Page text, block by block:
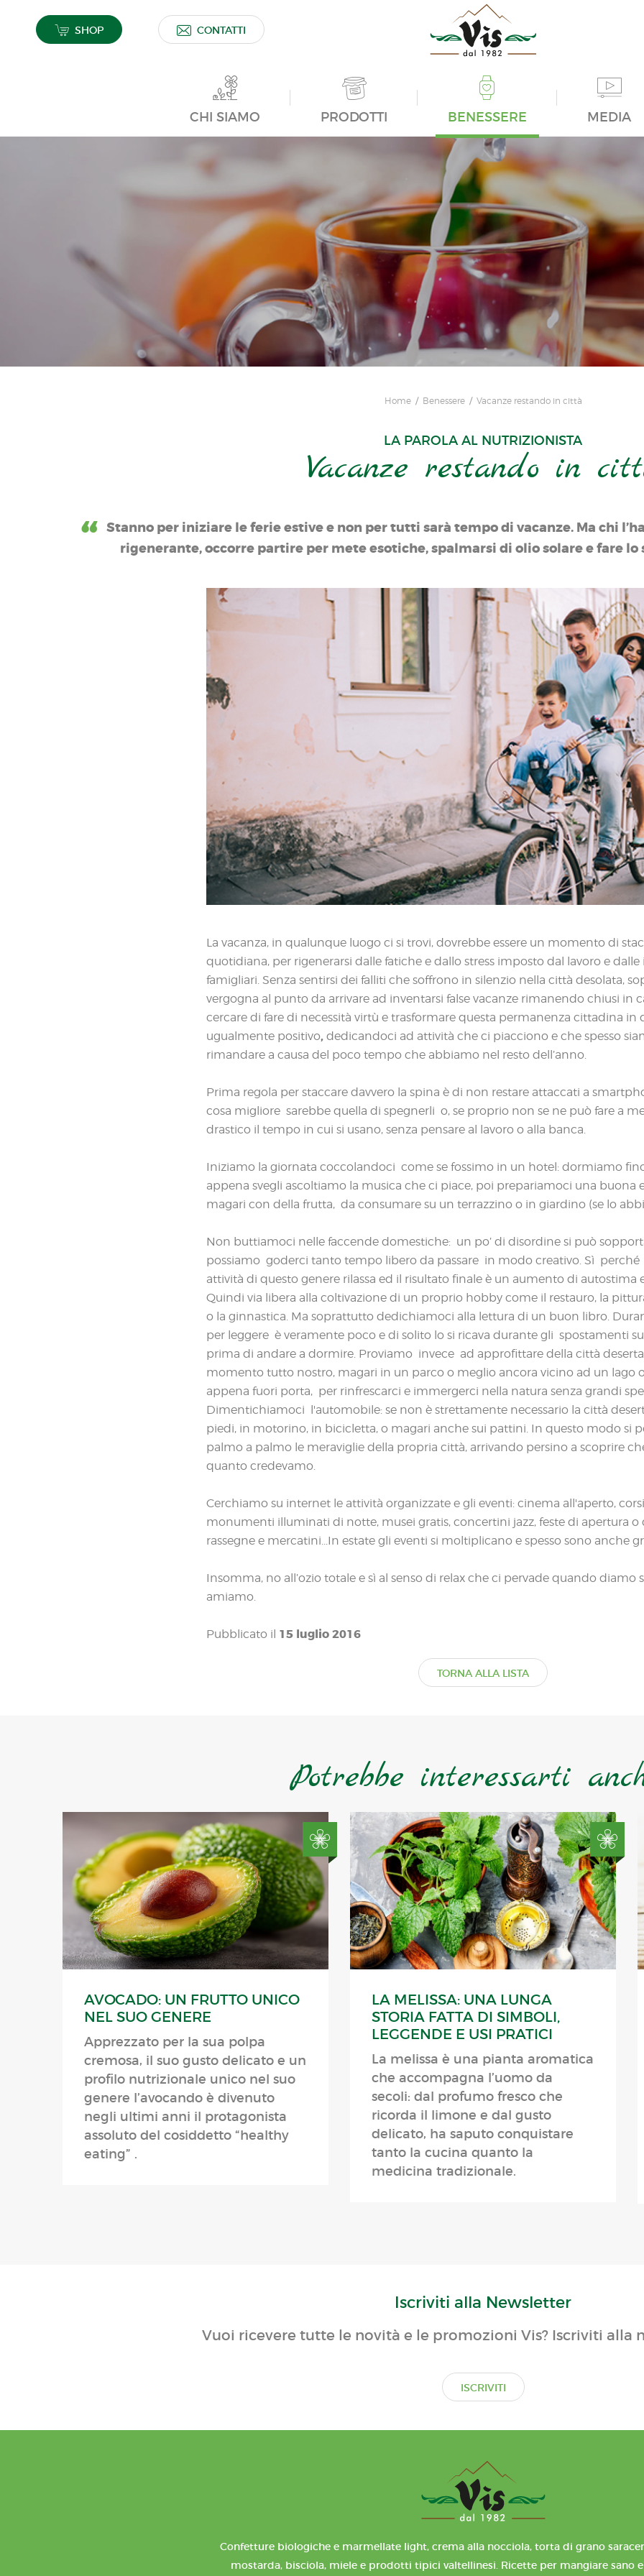
SHOP CONTATTI
CHI SIAMO PRODOTTI BENESSERE MEDIA
Home Benessere Vacanze restando in città
LA PAROLA AL NUTRIZIONISTA
Vacanze restando in
Stanno per iniziare le ferie estive e non per tutti sarà tempo di vacanze. Ma chi
rigenerante, occorre partire per mete esotiche, spalmarsi di olio solare e fare
La vacanza, in qualunque luogo ci si trovi, dovrebbe essere un momento di
quotidiana, per rigenerarsi dalle fatiche e dallo stress imposto dal lavoro e
famigliari. Senza sentirsi dei falliti che soffrono in silenzio nella città desolata,
vergogna al punto da arrivare ad inventarsi false vacanze rimanendo chiusi in
cercare di fare di necessità virtù e trasformare questa permanenza cittadina in
ugualmente positivo, dedicandoci ad attività che ci piacciono e che spesso
rimandare a causa del poco tempo che abbiamo nel resto dell’anno.
Prima regola per staccare davvero la spina è di non restare attaccati a
cosa migliore sarebbe quella di spegnerli o, se proprio non se ne può fare a
drastico il tempo in cui si usano, senza pensare al lavoro o alla banca.
Iniziamo la giornata coccolandoci come se fossimo in un hotel: dormiamo
appena svegli ascoltiamo la musica che ci piace, poi prepariamoci una buona
magari con della frutta, da consumare su un terrazzino o in giardino (se lo
Non buttiamoci nelle faccende domestiche: un po’ di disordine si può
possiamo goderci tanto tempo libero da passare in modo creativo. Sì
attività di questo genere rilassa ed il risultato finale è un aumento di autostima
Quindi via libera alla coltivazione di un proprio hobby come il restauro, la
o la ginnastica. Ma soprattutto dedichiamoci alla lettura di un buon libro.
per leggere è veramente poco e di solito lo si ricava durante gli spostamenti
prima di andare a dormire. Proviamo invece ad approfittare della città
momento tutto nostro, magari in un parco o meglio ancora vicino ad un lago
appena fuori porta, per rinfrescarci e immergerci nella natura senza grandi
Dimentichiamoci l'automobile: se non è strettamente necessario la città
piedi, in motorino, in bicicletta, o magari anche sui pattini. In questo modo si
palmo a palmo le meraviglie della propria città, arrivando persino a scoprire
quanto credevamo.
Cerchiamo su internet le attività organizzate e gli eventi: cinema all'aperto,
monumenti illuminati di notte, musei gratis, concertini jazz, feste di apertura o
rassegne e mercatini...In estate gli eventi si moltiplicano e spesso sono anche
Insomma, no all’ozio totale e sì al senso di relax che ci pervade quando diamo
amiamo.
Pubblicato il 15 luglio 2016
TORNA ALLA LISTA
Potrebbe interessarti
AVOCADO: UN FRUTTO UNICO
NEL SUO GENERE
Apprezzato per la sua polpa
cremosa, il suo gusto delicato e un
profilo nutrizionale unico nel suo
genere l’avocando è divenuto
negli ultimi anni il protagonista
assoluto del cosiddetto “healthy
eating” .
LA MELISSA: UNA LUNGA
STORIA FATTA DI SIMBOLI,
LEGGENDE E USI PRATICI
La melissa è una pianta aromatica
che accompagna l’uomo da
secoli: dal profumo fresco che
ricorda il limone e dal gusto
delicato, ha saputo conquistare
tanto la cucina quanto la
medicina tradizionale.
Iscriviti alla Newsletter
Vuoi ricevere tutte le novità e le promozioni Vis? Iscriviti alla
ISCRIVITI
Confetture biologiche e marmellate light, crema alla nocciola, torta di grano
mostarda, bisciola, miele e prodotti tipici valtellinesi. Ricette per mangiare sano